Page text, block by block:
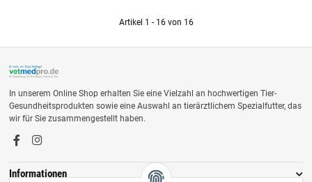
Artikel 1 - 16 von 16
In unserem Online Shop erhalten Sie eine Vielzahl an hochwertigen Tier-
Gesundheitsprodukten sowie eine Auswahl an tierärztlichem Spezialfutter, das
wir für Sie zusammengestellt haben.
Informationen